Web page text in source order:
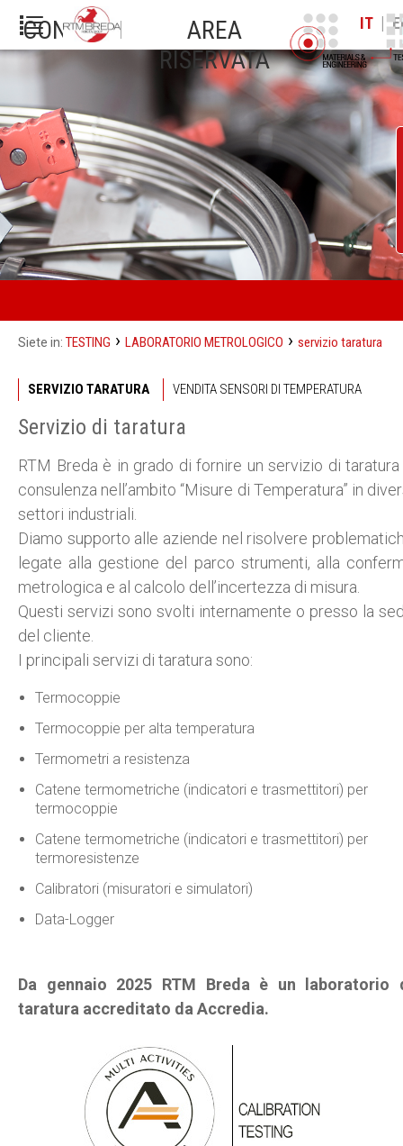
IT |
CONTATTI
AREA
RISERVATA
Siete in: TESTING › LABORATORIO METROLOGICO › servizio taratura
SERVIZIO TARATURA VENDITA SENSORI DI TEMPERATURA
Servizio di taratura
RTM Breda è in grado di fornire un servizio di
consulenza nell’ambito “Misure di Temperatura” in
settori industriali.
Diamo supporto alle aziende nel risolvere
legate alla gestione del parco strumenti, alla
metrologica e al calcolo dell’incertezza di misura.
Questi servizi sono svolti internamente o presso la
del cliente.
I principali servizi di taratura sono:
Termocoppie
Termocoppie per alta temperatura
Termometri a resistenza
Catene termometriche (indicatori e trasmettitori) per
termocoppie
Catene termometriche (indicatori e trasmettitori) per
termoresistenze
Calibratori (misuratori e simulatori)
Data-Logger
Da gennaio 2025 RTM Breda è un laboratorio
taratura accreditato da Accredia.